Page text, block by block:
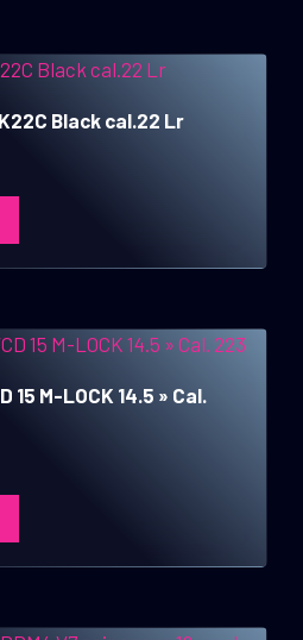
Black cal.22 Lr
15 M-LOCK 14.5 » Cal.